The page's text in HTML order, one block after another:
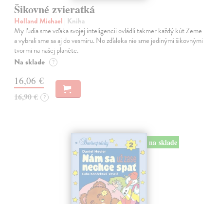
Šikovné zvieratká
Holland Michael | Kniha
My ľudia sme vďaka svojej inteligencii ovládli takmer každý kút Zeme
a vybrali sme sa aj do vesmíru. No zďaleka nie sme jedinými šikovnými
tvormi na našej planéte.
Na sklade ?
16,06 €
16,90 € ?
na sklade